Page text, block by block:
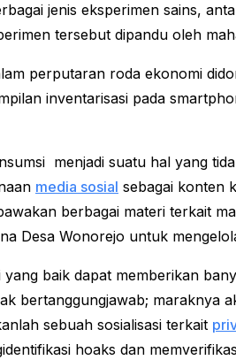
jenis eksperimen sains,
tersebut dipandu oleh
perputaran roda ekonomi
inventarisasi pada
menjadi suatu hal yang
media sosial sebagai konten
berbagai materi terkait
Desa Wonorejo untuk
baik dapat memberikan
bertanggungjawab; maraknya
sebuah sosialisasi terkait
hoaks dan